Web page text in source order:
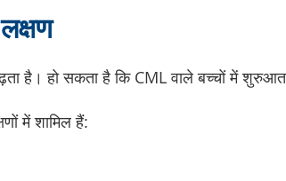
है। हो सकता है कि CML वाले बच्चों में
में शामिल हैं: